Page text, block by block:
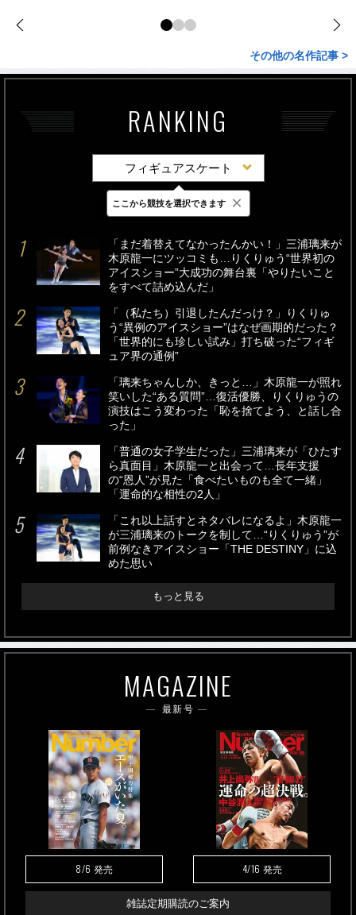
その他の名作記事 >
RANKING
フィギュアスケート
最新 24時間 週間
「まだ着替えてなかったんかい！」三浦璃来が
木原龍一にツッコミも…りくりゅう“世界初の
アイスショー”大成功の舞台裏「やりたいこと
をすべて詰め込んだ」
「（私たち）引退したんだっけ？」りくりゅ
う“異例のアイスショー”はなぜ画期的だった？
「世界的にも珍しい試み」打ち破った“フィギ
ュア界の通例”
「璃来ちゃんしか、きっと…」木原龍一が照れ
笑いした“ある質問”…復活優勝、りくりゅうの
演技はこう変わった「恥を捨てよう、と話し合
った」
「普通の女子学生だった」三浦璃来が「ひたす
ら真面目」木原龍一と出会って…長年支援
の“恩人”が見た「食べたいものも全て一緒」
「運命的な相性の2人」
「これ以上話すとネタバレになるよ」木原龍一
が三浦璃来のトークを制して…“りくりゅう”が
前例なきアイスショー「THE DESTINY」に込
めた思い
もっと見る
MAGAZINE
最新号
8/6 発売 4/16 発売
雑誌定期購読のご案内
ここから競技を選択できます ×